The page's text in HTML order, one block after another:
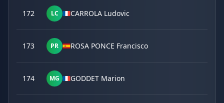
172 LC CARROLA Ludovic
173 PR ROSA PONCE Francisco
174 MG GODDET Marion